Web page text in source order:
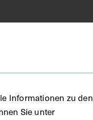
Informationen zu den
Sie unter